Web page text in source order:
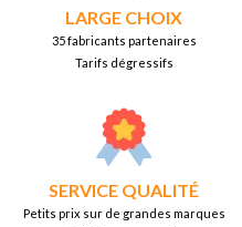
LARGE CHOIX
35 fabricants partenaires
Tarifs dégressifs
SERVICE QUALITÉ
Petits prix sur de grandes marques